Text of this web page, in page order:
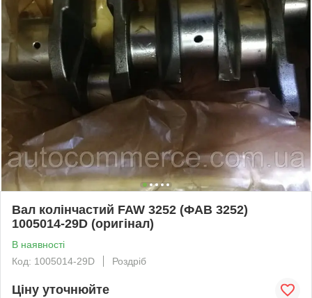
Вал колінчастий FAW 3252 (ФАВ 3252)
1005014-29D (оригінал)
В наявності
Код: 1005014-29D
Роздріб
Ціну уточнюйте